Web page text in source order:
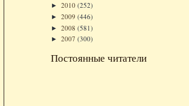
► 2010 (252)
► 2009 (446)
► 2008 (581)
► 2007 (300)
Постоянные читатели